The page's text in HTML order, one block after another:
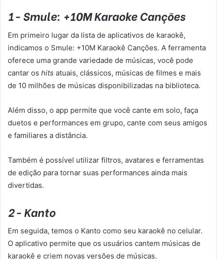
1- Smule: +10M Karaoke Cançōes
Em primeiro lugar da lista de aplicativos de karaokê,
indicamos o Smule: +10M Karaokê Cançōes. A ferramenta
oferece uma grande variedade de músicas, você pode
cantar os hits atuais, clássicos, músicas de filmes e mais
de 10 milhões de músicas disponibilizadas na biblioteca.
Além disso, o app permite que você cante em solo, faça
duetos e performances em grupo, cante com seus amigos
e familiares a distância.
Também é possível utilizar filtros, avatares e ferramentas
de edição para tornar suas performances ainda mais
divertidas.
2- Kanto
Em seguida, temos o Kanto como seu karaokê no celular.
O aplicativo permite que os usuários cantem músicas de
karaokê e criem novas versões de músicas.